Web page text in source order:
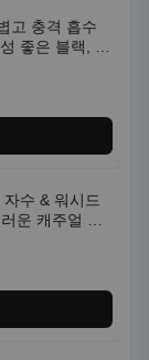
고 충격 흡수
좋은 블랙, 화
수 & 워시드
운 캐주얼 모